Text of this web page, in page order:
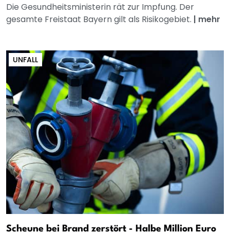
Die Gesundheitsministerin rät zur Impfung. Der
gesamte Freistaat Bayern gilt als Risikogebiet. | mehr
UNFALL
Scheune bei Brand zerstört - Halbe Million Euro